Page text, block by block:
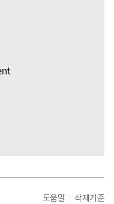
도움말 삭제기준